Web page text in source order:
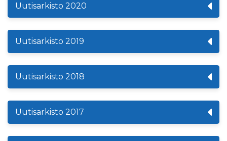
Uutisarkisto 2020
Uutisarkisto 2019
Uutisarkisto 2018
Uutisarkisto 2017